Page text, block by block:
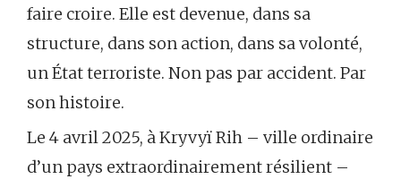
faire croire. Elle est devenue, dans sa
structure, dans son action, dans sa volonté,
un État terroriste. Non pas par accident. Par
son histoire.
Le 4 avril 2025, à Kryvyï Rih – ville ordinaire
d’un pays extraordinairement résilient –